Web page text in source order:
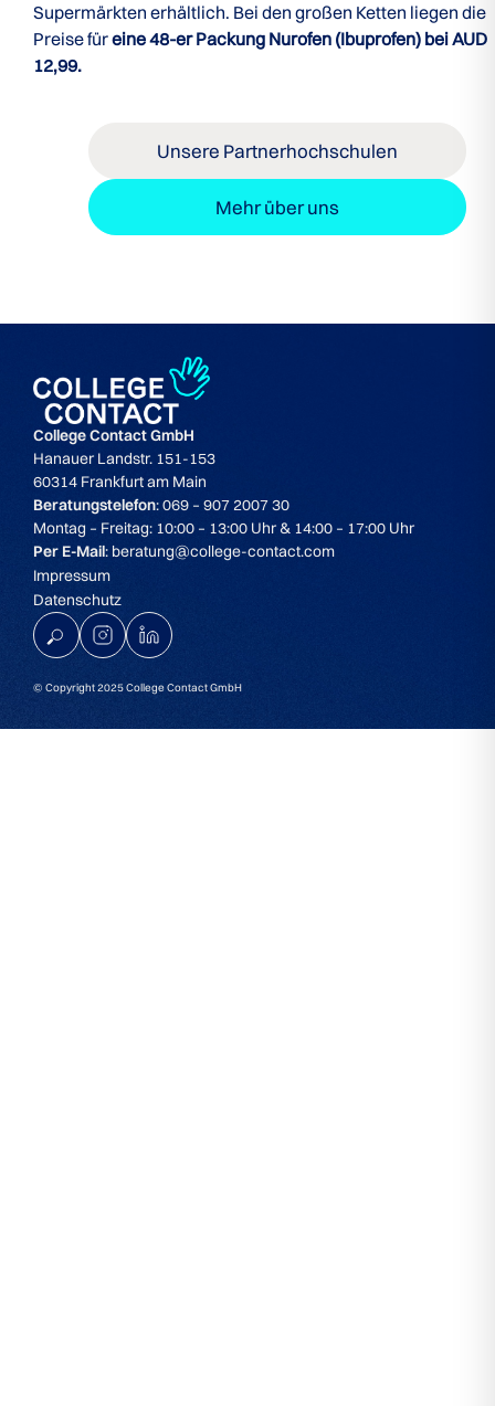
Supermärkten erhältlich. Bei den großen Ketten liegen die
Preise füreine 48-er Packung Nurofen (Ibuprofen) bei AUD
12,99.
Unsere Partnerhochschulen
Mehr über uns
College Contact GmbH
Hanauer Landstr. 151-153
60314 Frankfurt am Main
Beratungstelefon: 069 – 907 2007 30
Montag – Freitag: 10:00 – 13:00 Uhr & 14:00 – 17:00 Uhr
Per E-Mail: beratung@college-contact.com
Impressum
Datenschutz
© Copyright 2025 College Contact GmbH